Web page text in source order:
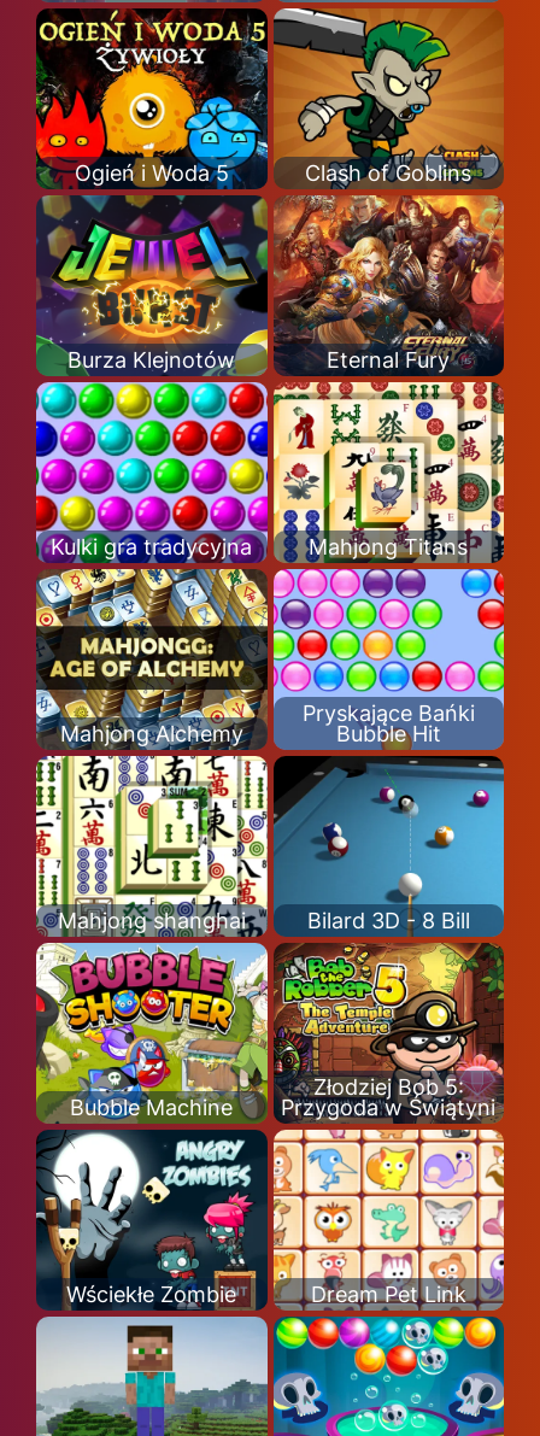
Ogień i Woda 5 Clash of Goblins
Burza Klejnotów Eternal Fury
Kulki gra tradycyjna Mahjong Titans
Mahjong Alchemy
Pryskające Bańki
Bubble Hit
Mahjong shanghai Bilard 3D - 8 Bill
Bubble Machine
Złodziej Bob 5:
Przygoda w Świątyni
Wściekłe Zombie Dream Pet Link